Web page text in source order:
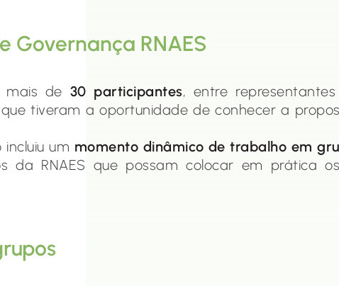
Governança RNAES
mais de 30 participantes, entre
tiveram a oportunidade de conhecer a
um momento dinâmico de trabalho em
da RNAES que possam colocar em prática